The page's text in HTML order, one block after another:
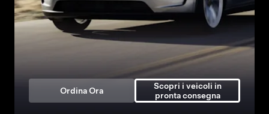
Ordina Ora
Scopri i veicoli in
pronta consegna